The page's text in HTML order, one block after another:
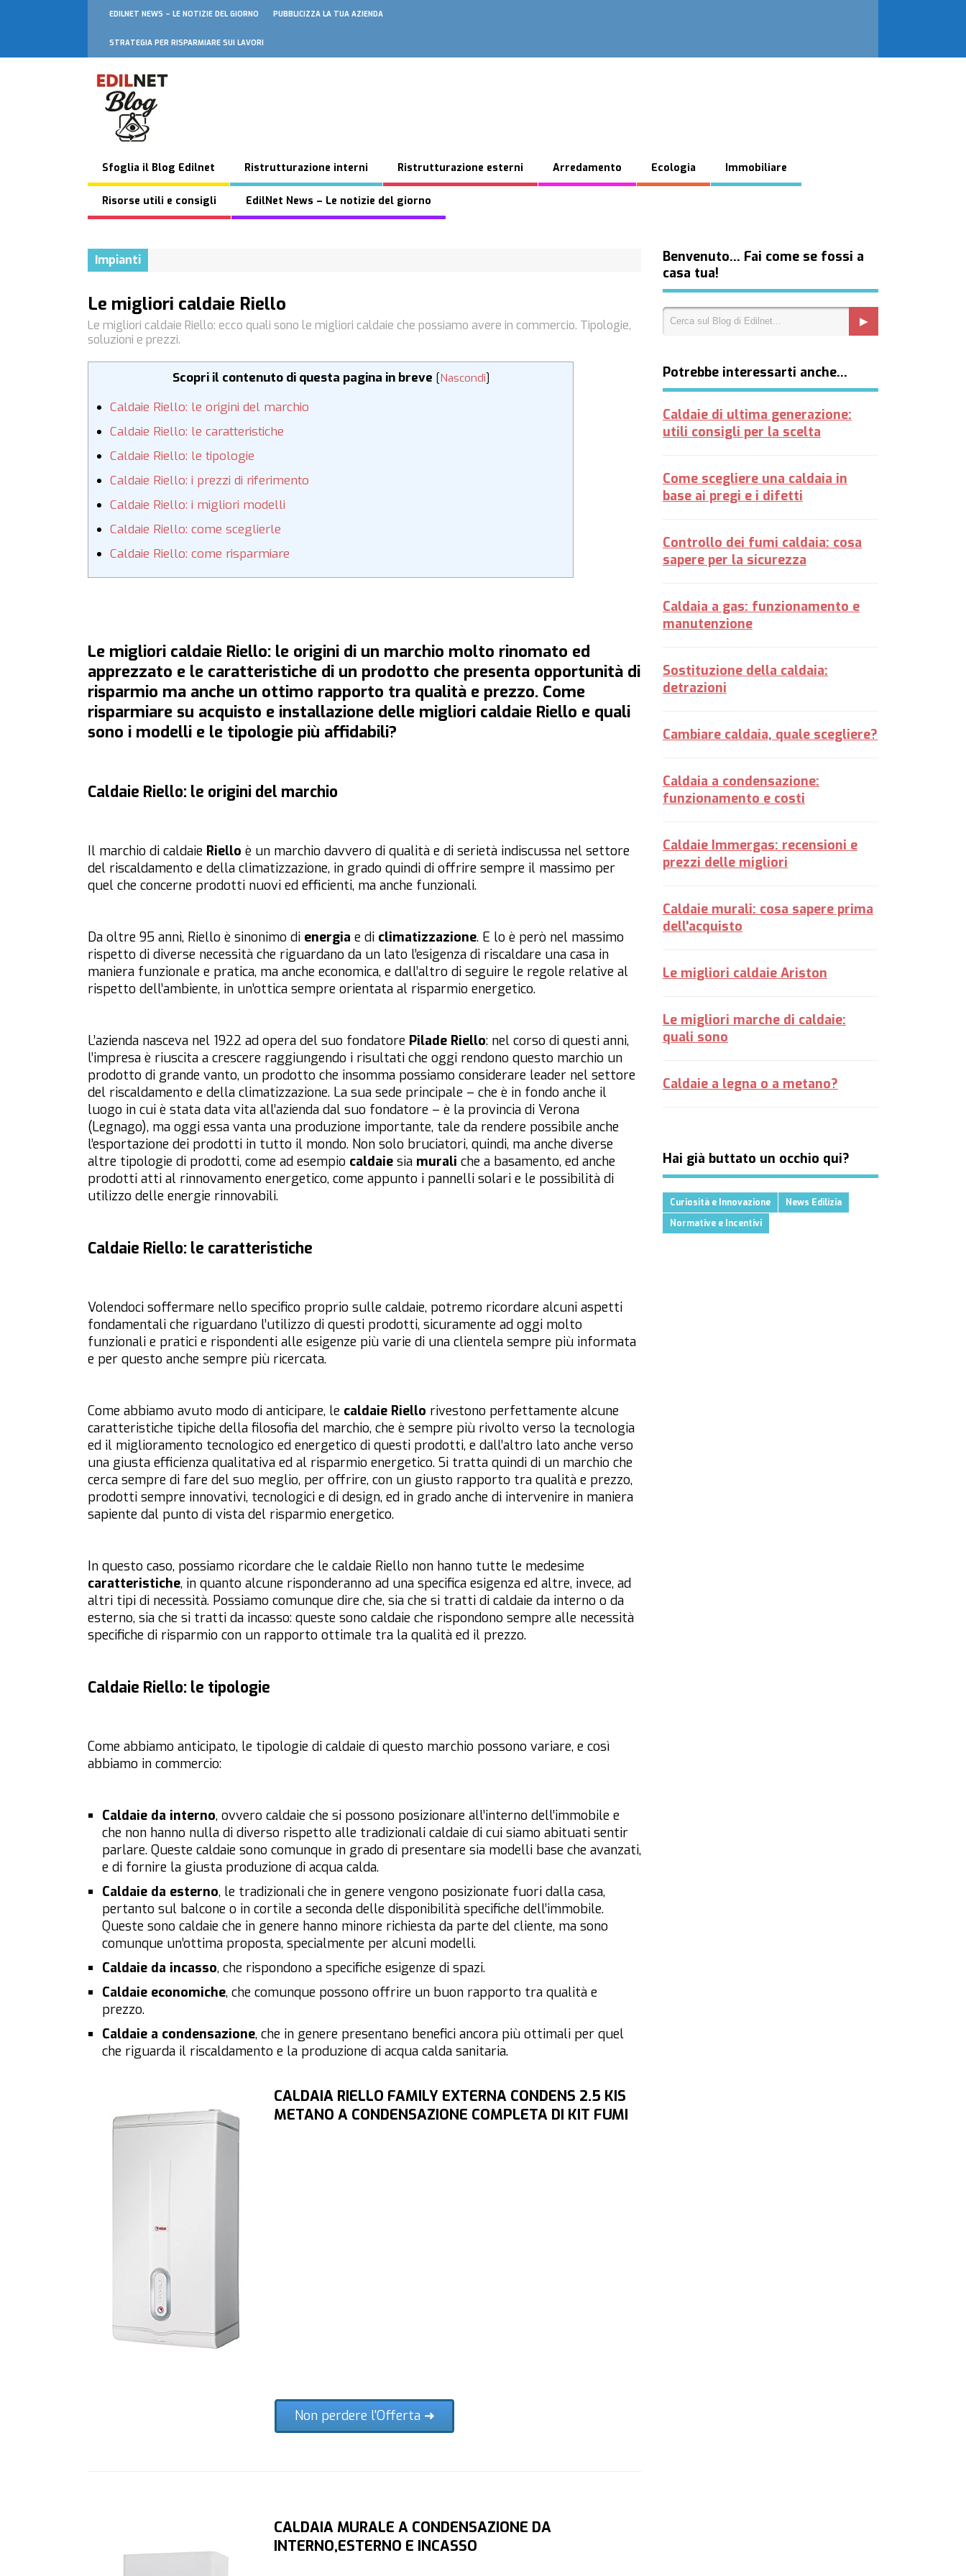
EDILNET NEWS – LE NOTIZIE DEL GIORNO PUBBLICIZZA LA TUA AZIENDA
STRATEGIA PER RISPARMIARE SUI LAVORI
Sfoglia il Blog Edilnet Ristrutturazione interni Ristrutturazione esterni Arredamento Ecologia Immobiliare
Risorse utili e consigli EdilNet News – Le notizie del giorno
Impianti
Le migliori caldaie Riello
Le migliori caldaie Riello: ecco quali sono le migliori caldaie che possiamo avere in commercio. Tipologie,
soluzioni e prezzi.
Scopri il contenuto di questa pagina in breve [Nascondi]
Caldaie Riello: le origini del marchio
Caldaie Riello: le caratteristiche
Caldaie Riello: le tipologie
Caldaie Riello: i prezzi di riferimento
Caldaie Riello: i migliori modelli
Caldaie Riello: come sceglierle
Caldaie Riello: come risparmiare
Le migliori caldaie Riello: le origini di un marchio molto rinomato ed
apprezzato e le caratteristiche di un prodotto che presenta opportunità di
risparmio ma anche un ottimo rapporto tra qualità e prezzo. Come
risparmiare su acquisto e installazione delle migliori caldaie Riello e quali
sono i modelli e le tipologie più affidabili?
Caldaie Riello: le origini del marchio
Il marchio di caldaie Riello è un marchio davvero di qualità e di serietà indiscussa nel settore
del riscaldamento e della climatizzazione, in grado quindi di offrire sempre il massimo per
quel che concerne prodotti nuovi ed efficienti, ma anche funzionali.
Da oltre 95 anni, Riello è sinonimo di energia e di climatizzazione. E lo è però nel massimo
rispetto di diverse necessità che riguardano da un lato l’esigenza di riscaldare una casa in
maniera funzionale e pratica, ma anche economica, e dall’altro di seguire le regole relative al
rispetto dell’ambiente, in un’ottica sempre orientata al risparmio energetico.
L’azienda nasceva nel 1922 ad opera del suo fondatore Pilade Riello: nel corso di questi anni,
l’impresa è riuscita a crescere raggiungendo i risultati che oggi rendono questo marchio un
prodotto di grande vanto, un prodotto che insomma possiamo considerare leader nel settore
del riscaldamento e della climatizzazione. La sua sede principale – che è in fondo anche il
luogo in cui è stata data vita all’azienda dal suo fondatore – è la provincia di Verona
(Legnago), ma oggi essa vanta una produzione importante, tale da rendere possibile anche
l’esportazione dei prodotti in tutto il mondo. Non solo bruciatori, quindi, ma anche diverse
altre tipologie di prodotti, come ad esempio caldaie sia murali che a basamento, ed anche
prodotti atti al rinnovamento energetico, come appunto i pannelli solari e le possibilità di
utilizzo delle energie rinnovabili.
Caldaie Riello: le caratteristiche
Volendoci soffermare nello specifico proprio sulle caldaie, potremo ricordare alcuni aspetti
fondamentali che riguardano l’utilizzo di questi prodotti, sicuramente ad oggi molto
funzionali e pratici e rispondenti alle esigenze più varie di una clientela sempre più informata
e per questo anche sempre più ricercata.
Come abbiamo avuto modo di anticipare, le caldaie Riello rivestono perfettamente alcune
caratteristiche tipiche della filosofia del marchio, che è sempre più rivolto verso la tecnologia
ed il miglioramento tecnologico ed energetico di questi prodotti, e dall’altro lato anche verso
una giusta efficienza qualitativa ed al risparmio energetico. Si tratta quindi di un marchio che
cerca sempre di fare del suo meglio, per offrire, con un giusto rapporto tra qualità e prezzo,
prodotti sempre innovativi, tecnologici e di design, ed in grado anche di intervenire in maniera
sapiente dal punto di vista del risparmio energetico.
In questo caso, possiamo ricordare che le caldaie Riello non hanno tutte le medesime
caratteristiche, in quanto alcune risponderanno ad una specifica esigenza ed altre, invece, ad
altri tipi di necessità. Possiamo comunque dire che, sia che si tratti di caldaie da interno o da
esterno, sia che si tratti da incasso: queste sono caldaie che rispondono sempre alle necessità
specifiche di risparmio con un rapporto ottimale tra la qualità ed il prezzo.
Caldaie Riello: le tipologie
Come abbiamo anticipato, le tipologie di caldaie di questo marchio possono variare, e così
abbiamo in commercio:
Caldaie da interno, ovvero caldaie che si possono posizionare all’interno dell’immobile e
che non hanno nulla di diverso rispetto alle tradizionali caldaie di cui siamo abituati sentir
parlare. Queste caldaie sono comunque in grado di presentare sia modelli base che avanzati,
e di fornire la giusta produzione di acqua calda.
Caldaie da esterno, le tradizionali che in genere vengono posizionate fuori dalla casa,
pertanto sul balcone o in cortile a seconda delle disponibilità specifiche dell’immobile.
Queste sono caldaie che in genere hanno minore richiesta da parte del cliente, ma sono
comunque un’ottima proposta, specialmente per alcuni modelli.
Caldaie da incasso, che rispondono a specifiche esigenze di spazi.
Caldaie economiche, che comunque possono offrire un buon rapporto tra qualità e
prezzo.
Caldaie a condensazione, che in genere presentano benefici ancora più ottimali per quel
che riguarda il riscaldamento e la produzione di acqua calda sanitaria.
CALDAIA RIELLO FAMILY EXTERNA CONDENS 2.5 KIS
METANO A CONDENSAZIONE COMPLETA DI KIT FUMI
Non perdere l'Offerta ➜
CALDAIA MURALE A CONDENSAZIONE DA
INTERNO,ESTERNO E INCASSO
Benvenuto… Fai come se fossi a
casa tua!
Potrebbe interessarti anche…
Caldaie di ultima generazione:
utili consigli per la scelta
Come scegliere una caldaia in
base ai pregi e i difetti
Controllo dei fumi caldaia: cosa
sapere per la sicurezza
Caldaia a gas: funzionamento e
manutenzione
Sostituzione della caldaia:
detrazioni
Cambiare caldaia, quale scegliere?
Caldaia a condensazione:
funzionamento e costi
Caldaie Immergas: recensioni e
prezzi delle migliori
Caldaie murali: cosa sapere prima
dell'acquisto
Le migliori caldaie Ariston
Le migliori marche di caldaie:
quali sono
Caldaie a legna o a metano?
Hai già buttato un occhio qui?
Curiosità e Innovazione
News Edilizia
Normative e Incentivi